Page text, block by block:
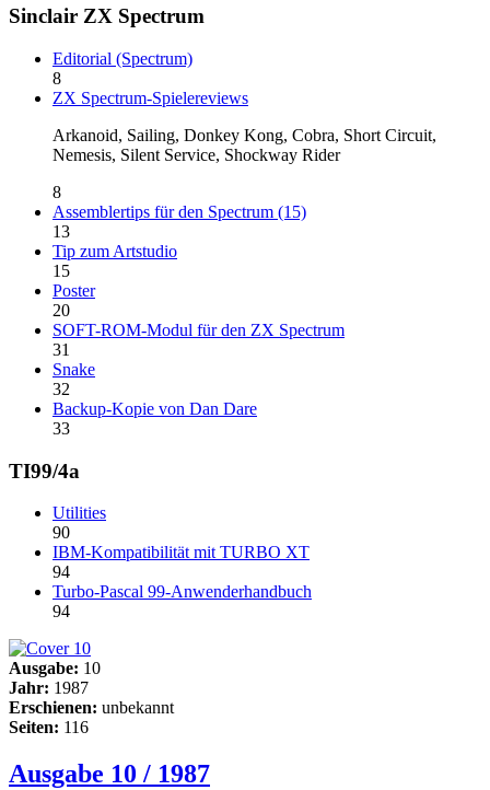
Sinclair ZX Spectrum
Editorial (Spectrum)
8
ZX Spectrum-Spielereviews
Arkanoid, Sailing, Donkey Kong, Cobra, Short Circuit,
Nemesis, Silent Service, Shockway Rider
8
Assemblertips für den Spectrum (15)
13
Tip zum Artstudio
15
Poster
20
SOFT-ROM-Modul für den ZX Spectrum
31
Snake
32
Backup-Kopie von Dan Dare
33
TI99/4a
Utilities
90
IBM-Kompatibilität mit TURBO XT
94
Turbo-Pascal 99-Anwenderhandbuch
94
Ausgabe: 10
Jahr: 1987
Erschienen: unbekannt
Seiten: 116
Ausgabe 10 / 1987